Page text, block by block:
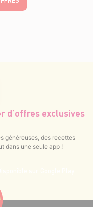
d’offres exclusives
généreuses, des recettes
dans une seule app !